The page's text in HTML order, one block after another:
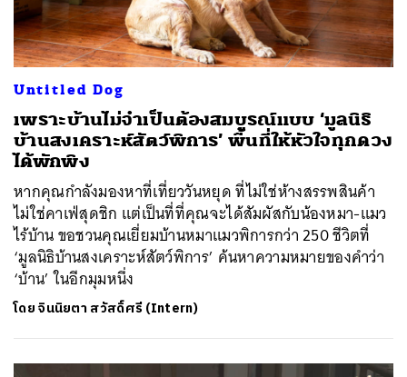
Untitled Dog
เพราะบ้านไม่จำเป็นต้องสมบูรณ์แบบ ‘มูลนิธิ
บ้านสงเคราะห์สัตว์พิการ’ พื้นที่ให้หัวใจทุกดวง
ได้พักพิง
หากคุณกำลังมองหาที่เที่ยววันหยุด ที่ไม่ใช่ห้างสรรพสินค้า
ไม่ใช่คาเฟ่สุดชิก แต่เป็นที่ที่คุณจะได้สัมผัสกับน้องหมา-แมว
ไร้บ้าน ขอชวนคุณเยี่ยมบ้านหมาแมวพิการกว่า 250 ชีวิตที่
‘มูลนิธิบ้านสงเคราะห์สัตว์พิการ’ ค้นหาความหมายของคำว่า
‘บ้าน’ ในอีกมุมหนึ่ง
โดยจินนิยตา สวัสดิ์ศรี (Intern)